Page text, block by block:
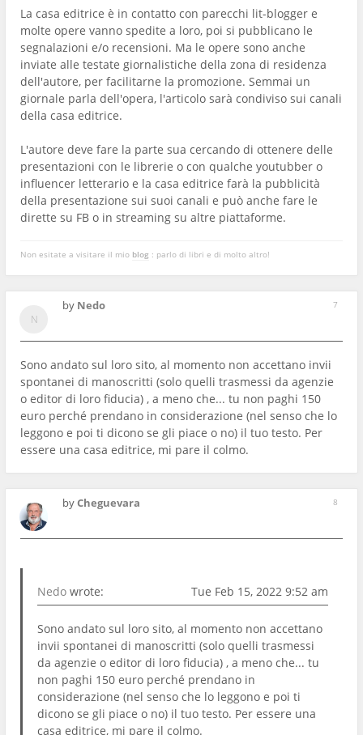
La casa editrice è in contatto con parecchi lit-blogger e
molte opere vanno spedite a loro, poi si pubblicano le
segnalazioni e/o recensioni. Ma le opere sono anche
inviate alle testate giornalistiche della zona di residenza
dell'autore, per facilitarne la promozione. Semmai un
giornale parla dell'opera, l'articolo sarà condiviso sui canali
della casa editrice.
L'autore deve fare la parte sua cercando di ottenere delle
presentazioni con le librerie o con qualche youtubber o
influencer letterario e la casa editrice farà la pubblicità
della presentazione sui suoi canali e può anche fare le
dirette su FB o in streaming su altre piattaforme.
Non esitate a visitare il mio blog : parlo di libri e di molto altro!
7
by Nedo
Sono andato sul loro sito, al momento non accettano invii
spontanei di manoscritti (solo quelli trasmessi da agenzie
o editor di loro fiducia) , a meno che... tu non paghi 150
euro perché prendano in considerazione (nel senso che lo
leggono e poi ti dicono se gli piace o no) il tuo testo. Per
essere una casa editrice, mi pare il colmo.
8
byCheguevara
Nedo wrote: Tue Feb 15, 2022 9:52 am
Sono andato sul loro sito, al momento non accettano
invii spontanei di manoscritti (solo quelli trasmessi
da agenzie o editor di loro fiducia) , a meno che... tu
non paghi 150 euro perché prendano in
considerazione (nel senso che lo leggono e poi ti
dicono se gli piace o no) il tuo testo. Per essere una
casa editrice, mi pare il colmo.